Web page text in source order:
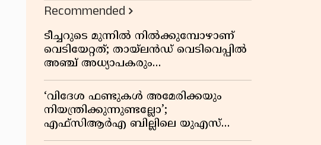
Recommended
ടീച്ചറുടെ മുന്നിൽ നിൽക്കുമ്പോഴാണ്
വെടിയേറ്റത്; തായ്‌ലൻഡ് വെടിവെപ്പിൽ
അഞ്ച് അധ്യാപകരും
മുത്തശ്ശീമുത്തശ്ശന്മാരും കൊല്ലപ്പെട്ടു,
മരണസംഖ്യ 7; ഞെട്ടിക്കുന്ന
വെളിപ്പെടുത്തലുകൾ
‘വിദേശ ഫണ്ടുകൾ അമേരിക്കയും
നിയന്ത്രിക്കുന്നുണ്ടല്ലോ’;
എഫ്സിആർഎ ബില്ലിലെ യുഎസ്
വിമർശനങ്ങൾക്ക് മറുപടിയുമായി ഇന്ത്യ